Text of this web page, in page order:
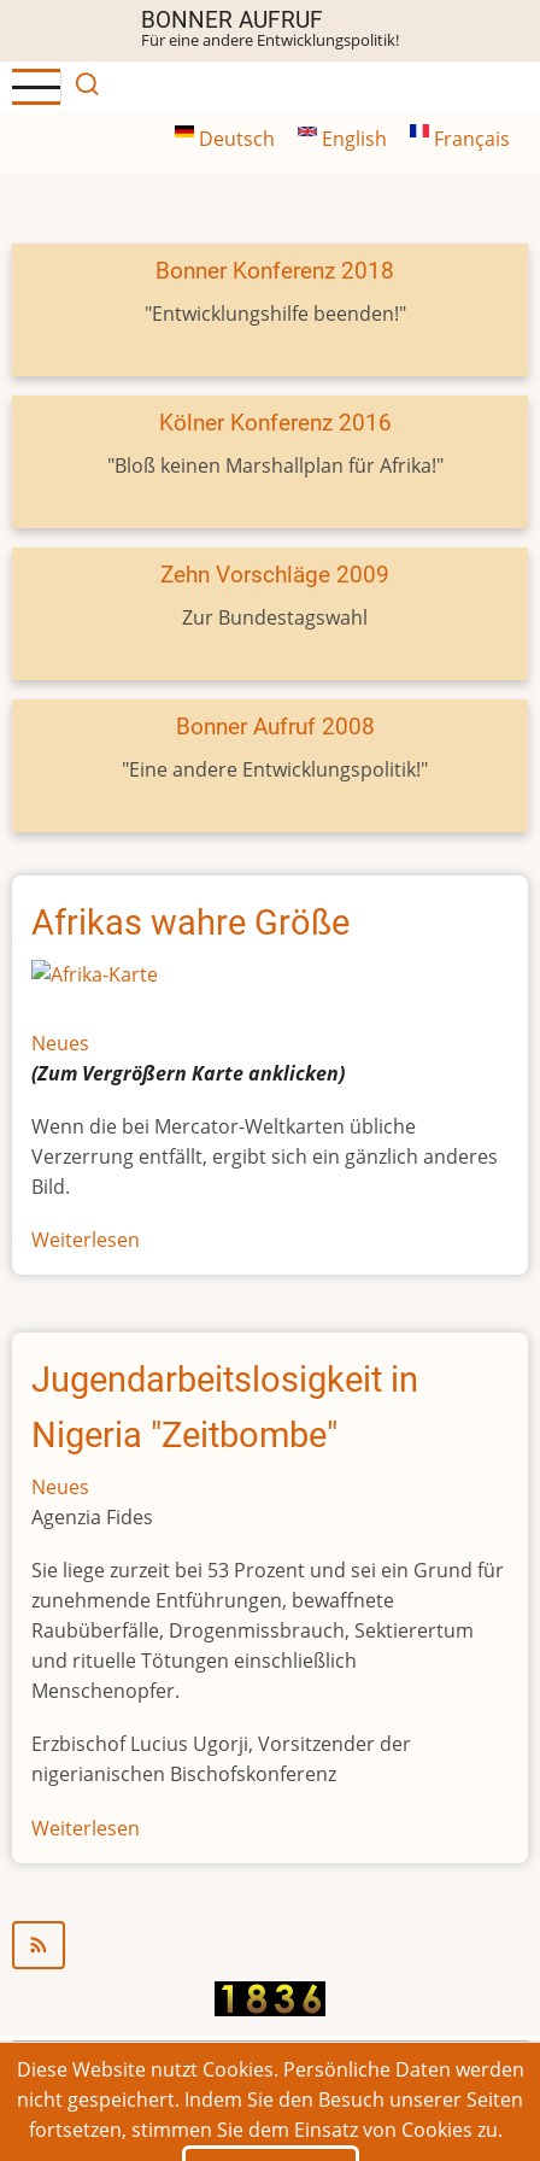
Inhalt
BONNER AUFRUF
Für eine andere Entwicklungspolitik!
Deutsch English Français
Bonner Konferenz 2018
"Entwicklungshilfe beenden!"
Kölner Konferenz 2016
"Bloß keinen Marshallplan für Afrika!"
Zehn Vorschläge 2009
Zur Bundestagswahl
Bonner Aufruf 2008
"Eine andere Entwicklungspolitik!"
Afrikas wahre Größe
Neues
(Zum Vergrößern Karteanklicken)
Wenn die bei Mercator-Weltkarten übliche
Verzerrung entfällt, ergibt sich ein gänzlich anderes
Bild.
Weiterlesen
Afrikas
Größe
Jugendarbeitslosigkeit in
Nigeria "Zeitbombe"
Neues
Agenzia Fides
Sie liege zurzeit bei 53 Prozent und sei ein Grund für
zunehmende Entführungen, bewaffnete
Raubüberfälle, Drogenmissbrauch, Sektierertum
und rituelle Tötungen einschließlich
Menschenopfer.
Erzbischof Lucius Ugorji, Vorsitzender der
nigerianischen Bischofskonferenz
Weiterlesen
Jugendarbeitslosigkeit
© 2026 Bonner Aufruf. Alle Rechte vorbehalten.
Footer
Impressum Kontakt Intern
Diese Website nutzt Cookies. Persönliche Daten werden
nicht gespeichert. Indem Sie den Besuch unserer Seiten
fortsetzen, stimmen Sie dem Einsatz von Cookies zu.